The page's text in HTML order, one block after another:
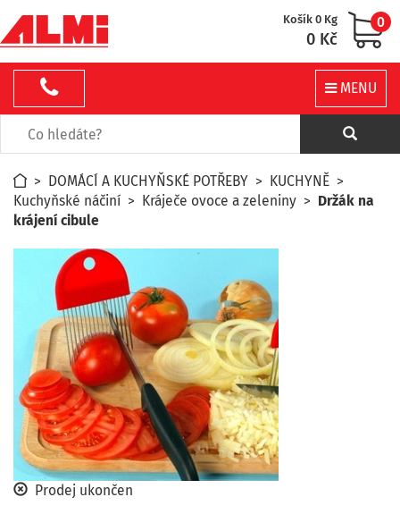
Košík 0 Kg
0 Kč
0
MENU
> DOMÁCÍ A KUCHYŇSKÉ POTŘEBY > KUCHYNĚ >
Kuchyňské náčiní > Kráječe ovoce a zeleniny > Držák na
krájení cibule
Prodej ukončen